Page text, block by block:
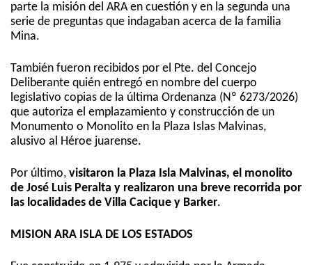
parte la misión del ARA en cuestión y en la segunda una
serie de preguntas que indagaban acerca de la familia
Mina.
También fueron recibidos por el Pte. del Concejo
Deliberante quién entregó en nombre del cuerpo
legislativo copias de la última Ordenanza (Nº 6273/2026)
que autoriza el emplazamiento y construcción de un
Monumento o Monolito en la Plaza Islas Malvinas,
alusivo al Héroe juarense.
Por último, visitaron la Plaza Isla Malvinas, el monolito
de José Luis Peralta y realizaron una breve recorrida por
las localidades de Villa Cacique y Barker.
MISION ARA ISLA DE LOS ESTADOS